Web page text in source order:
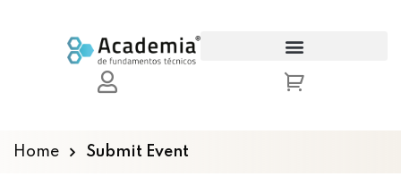
Home Submit Event
Sign in